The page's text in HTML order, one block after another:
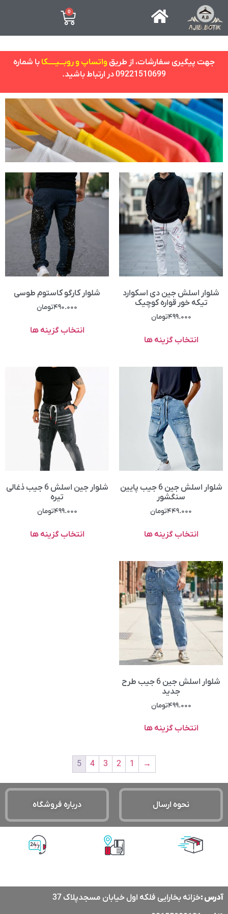
0
جهت پیگیری سفارشات، از طریقواتساپ و روبـــیـــــکا با شماره
09221510699 در ارتباط باشید.
شلوار اسلش جین دی اسکوارد
تیکه خور قواره کوچیک
۴۹۹.۰۰۰تومان
انتخاب گزینه ها
شلوار کارگو کاستوم طوسی
۴۹۰.۰۰۰تومان
انتخاب گزینه ها
شلوار اسلش جین 6 جیب پایین
سنگشور
۴۴۹.۰۰۰تومان
انتخاب گزینه ها
شلوار جین اسلش 6 جیب ذغالی
تیره
۴۹۹.۰۰۰تومان
انتخاب گزینه ها
شلوار اسلش جین 6 جیب طرح
جدید
۴۹۹.۰۰۰تومان
انتخاب گزینه ها
→
1
2
3
4
5
نحوه ارسال درباره فروشگاه
آدرس :خزانه بخارایی فلکه اول خیابان مسجدپلاک 37